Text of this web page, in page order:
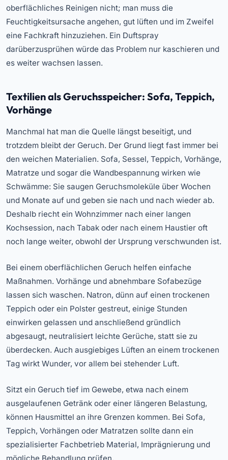
oberflächliches Reinigen nicht; man muss die
Feuchtigkeitsursache angehen, gut lüften und im Zweifel
eine Fachkraft hinzuziehen. Ein Duftspray
darüberzusprühen würde das Problem nur kaschieren und
es weiter wachsen lassen.
Textilien als Geruchsspeicher: Sofa, Teppich,
Vorhänge
Manchmal hat man die Quelle längst beseitigt, und
trotzdem bleibt der Geruch. Der Grund liegt fast immer bei
den weichen Materialien. Sofa, Sessel, Teppich, Vorhänge,
Matratze und sogar die Wandbespannung wirken wie
Schwämme: Sie saugen Geruchsmoleküle über Wochen
und Monate auf und geben sie nach und nach wieder ab.
Deshalb riecht ein Wohnzimmer nach einer langen
Kochsession, nach Tabak oder nach einem Haustier oft
noch lange weiter, obwohl der Ursprung verschwunden ist.
Bei einem oberflächlichen Geruch helfen einfache
Maßnahmen. Vorhänge und abnehmbare Sofabezüge
lassen sich waschen. Natron, dünn auf einen trockenen
Teppich oder ein Polster gestreut, einige Stunden
einwirken gelassen und anschließend gründlich
abgesaugt, neutralisiert leichte Gerüche, statt sie zu
überdecken. Auch ausgiebiges Lüften an einem trockenen
Tag wirkt Wunder, vor allem bei stehender Luft.
Sitzt ein Geruch tief im Gewebe, etwa nach einem
ausgelaufenen Getränk oder einer längeren Belastung,
können Hausmittel an ihre Grenzen kommen. Bei Sofa,
Teppich, Vorhängen oder Matratzen sollte dann ein
spezialisierter Fachbetrieb Material, Imprägnierung und